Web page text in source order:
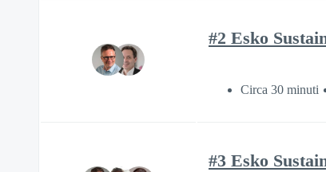
#2 Esko
Circa 30 minuti
#3 Esko